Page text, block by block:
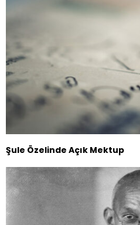
Şule Özelinde Açık Mektup